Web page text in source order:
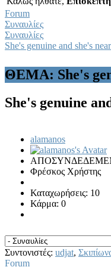
Forum
Συναυλίες
Συναυλίες
She's genuine and she's near
ΘΕΜΑ: She's
She's genuine
alamanos
Φρέσκος Χρήστης
Καταχωρήσεις: 10
Κάρμα: 0
Συντονιστές: udjat,
Forum